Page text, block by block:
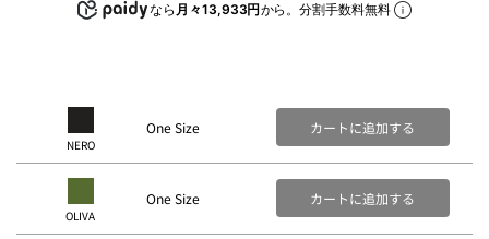
なら 月々13,933円から。分割手数料無料
NERO
One Size カートに追加する
OLIVA
One Size カートに追加する